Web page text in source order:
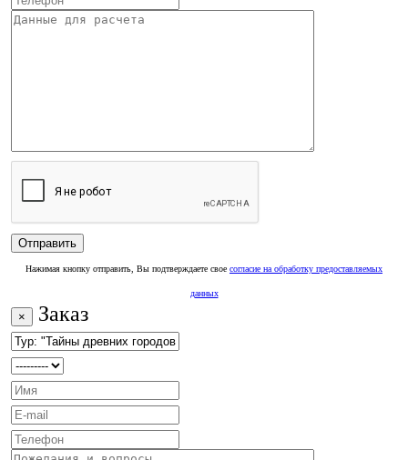
Нажимая кнопку отправить, Вы подтверждаете свое согласие на обработку предоставляемых
данных
× Заказ